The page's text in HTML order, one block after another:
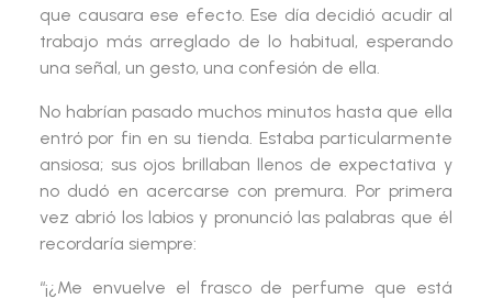
que causara ese efecto. Ese día decidió acudir al
trabajo más arreglado de lo habitual, esperando
una señal, un gesto, una confesión de ella.
No habrían pasado muchos minutos hasta que ella
entró por fin en su tienda. Estaba particularmente
ansiosa; sus ojos brillaban llenos de expectativa y
no dudó en acercarse con premura. Por primera
vez abrió los labios y pronunció las palabras que él
recordaría siempre:
“¡¿Me envuelve el frasco de perfume que está